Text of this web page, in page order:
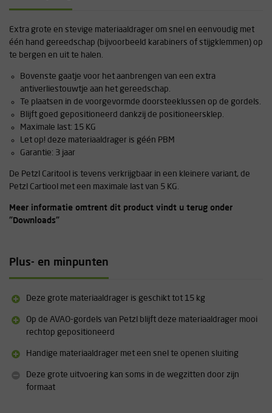
Extra grote en stevige materiaaldrager om snel en eenvoudig met
één hand gereedschap (bijvoorbeeld karabiners of stijgklemmen) op
te bergen en uit te halen.
Bovenste gaatje voor het aanbrengen van een extra
antiverliestouwtje aan het gereedschap.
Te plaatsen in de voorgevormde doorsteeklussen op de gordels.
Blijft goed gepositioneerd dankzij de positioneersklep.
Maximale last: 15 KG
Let op! deze materiaaldrager is géén PBM
Garantie: 3 jaar
De Petzl Caritool is tevens verkrijgbaar in een kleinere variant, de
Petzl Cartiool met een maximale last van 5 KG.
Meer informatie omtrent dit product vindt u terug onder
"Downloads"
Plus- en minpunten
Deze grote materiaaldrager is geschikt tot 15 kg
Op de AVAO-gordels van Petzl blijft deze materiaaldrager mooi
rechtop gepositioneerd
Handige materiaaldrager met een snel te openen sluiting
Deze grote uitvoering kan soms in de wegzitten door zijn
formaat